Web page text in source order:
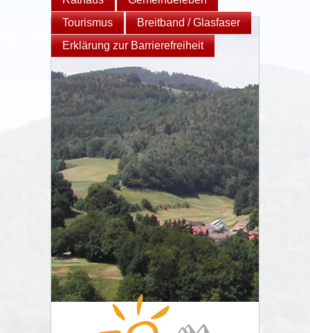
Tourismus
Breitband / Glasfaser
Erklärung zur Barrierefreiheit